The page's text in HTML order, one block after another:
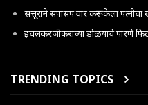
सत्तूराने सपासप वार करून केला
इचलकरंजीकरांच्या डोळयाचे पारणे
TRENDING TOPICS